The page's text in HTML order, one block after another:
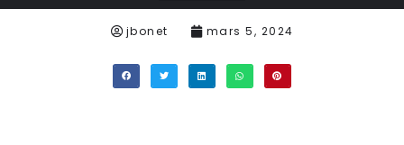
jbonet mars 5, 2024